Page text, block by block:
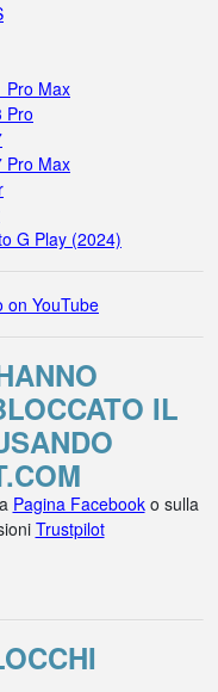
Pro Max
Pro
Pro Max
G Play (2024)
on YouTube
IL
Pagina Facebooko sulla
Trustpilot